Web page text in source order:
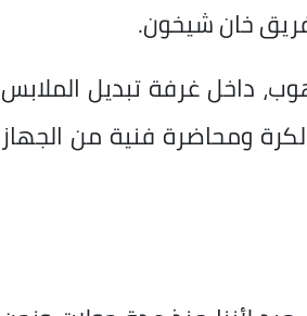
خان شيخون.
داخل غرفة تبديل الملابس
ومحاضرة فنية من الجهاز